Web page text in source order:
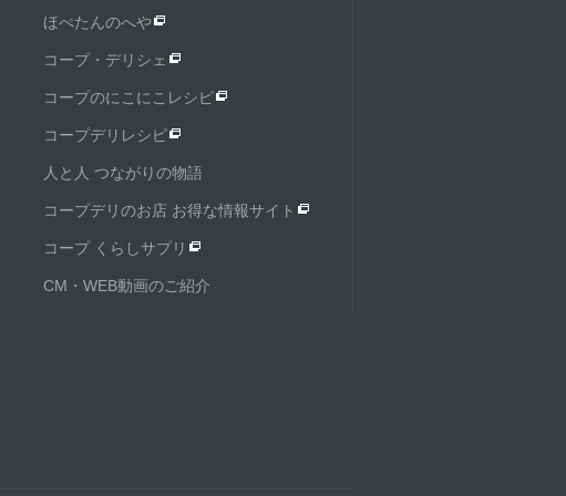
ほぺたんのへや
コープ・デリシェ
コープのにこにこレシピ
コープデリレシピ
人と人 つながりの物語
コープデリのお店 お得な情報サイト
コープ くらしサプリ
CM・WEB動画のご紹介